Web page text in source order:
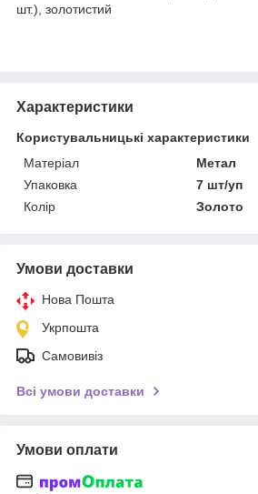
шт.), золотистий
Характеристики
Користувальницькі характеристики
Матеріал
Метал
Упаковка
7 шт/уп
Колір
Золото
Умови доставки
Нова Пошта
Укрпошта
Самовивіз
Всі умови доставки
Умови оплати